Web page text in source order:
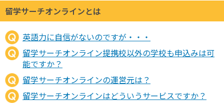
留学サーチオンラインとは
英語力に自信がないのですが・・・
留学サーチオンライン提携校以外の学校も申込みは可
能ですか？
留学サーチオンラインの運営元は？
留学サーチオンラインはどういうサービスですか？